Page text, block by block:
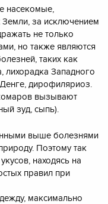
насекомые,
Земли, за исключением
не только
но также являются
таких как
лихорадка Западного
дирофиляриоз.
вызывают
зуд, сыпь).
выше болезнями
Поэтому так
находясь на
правил при
максимально